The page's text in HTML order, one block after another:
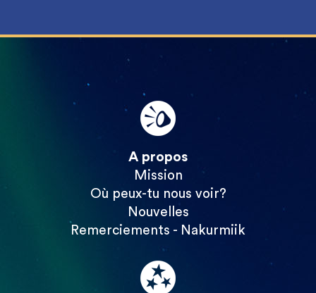
A propos
Mission
Où peux-tu nous voir?
Nouvelles
Remerciements - Nakurmiik